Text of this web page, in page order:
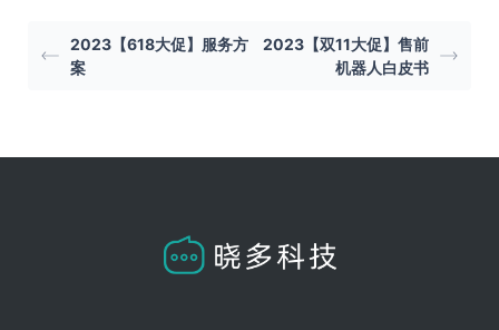
2023【618大促】服务方
案
2023【双11大促】售前
机器人白皮书